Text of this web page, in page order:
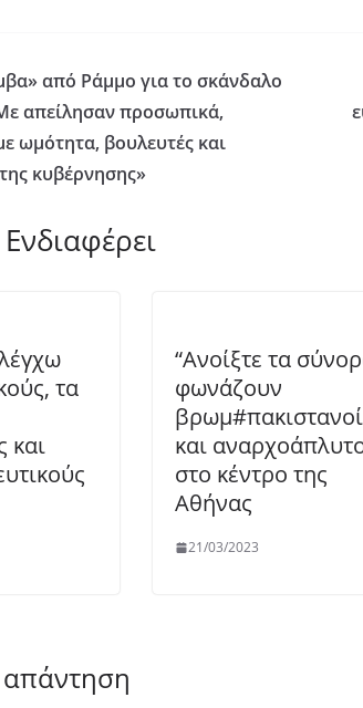
από Ράμμο για το σκάνδαλο
απείλησαν προσωπικά,
ωμότητα, βουλευτές και
κυβέρνησης»
τα
και
“Ανοίξτε τα
φωνάζουν
βρωμ#πακιστανοί
και
στο κέντρο της
Αθήνας
21/03/2023